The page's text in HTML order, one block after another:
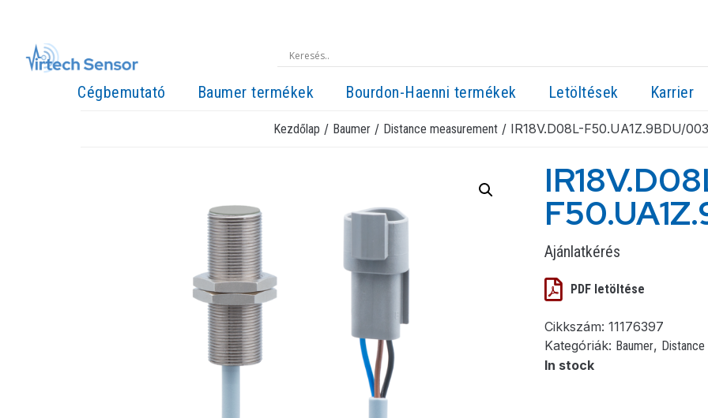
Cégbemutató Baumer termékek Bourdon-Haenni termékek Letöltések Karrier
Kezdőlap / Baumer/ Distance measurement/ IR18V.D08L-F50.UA1Z.9BDU/
Ajánlatkérés
PDF letöltése
Cikkszám:11176397
Kategóriák: Baumer,
In stock